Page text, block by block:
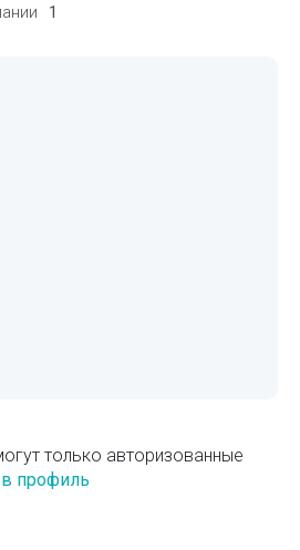
1
только авторизованные
профиль